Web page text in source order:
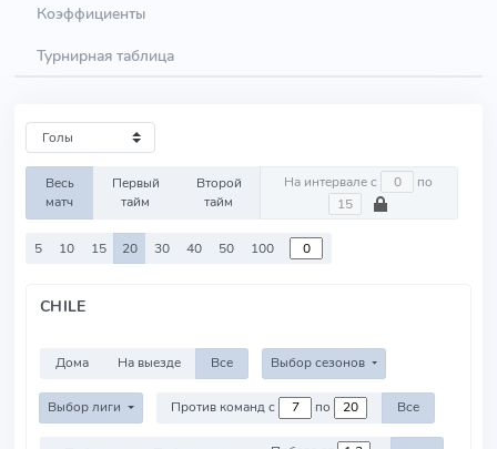
Коэффициенты
Турнирная таблица
Весь
матч
Первый
тайм
Второй
тайм
На интервале с по
5 10 15 20 30 40 50 100
CHILE
Дома На выезде Все Выбор сезонов
Выбор лиги Против команд с по Все